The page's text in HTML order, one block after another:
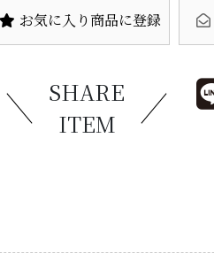
お気に入り商品に登録
SHARE
ITEM